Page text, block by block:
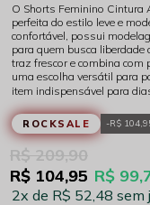
O Shorts Feminino Cintura
perfeita do estilo leve e
confortável, possui
para quem busca liberdade
traz frescor e combina com
uma escolha versátil para
item indispensável para
ROCKSALE R$
R$
R$ 209,90
R$ 104,95
2x R$ 52,48sem